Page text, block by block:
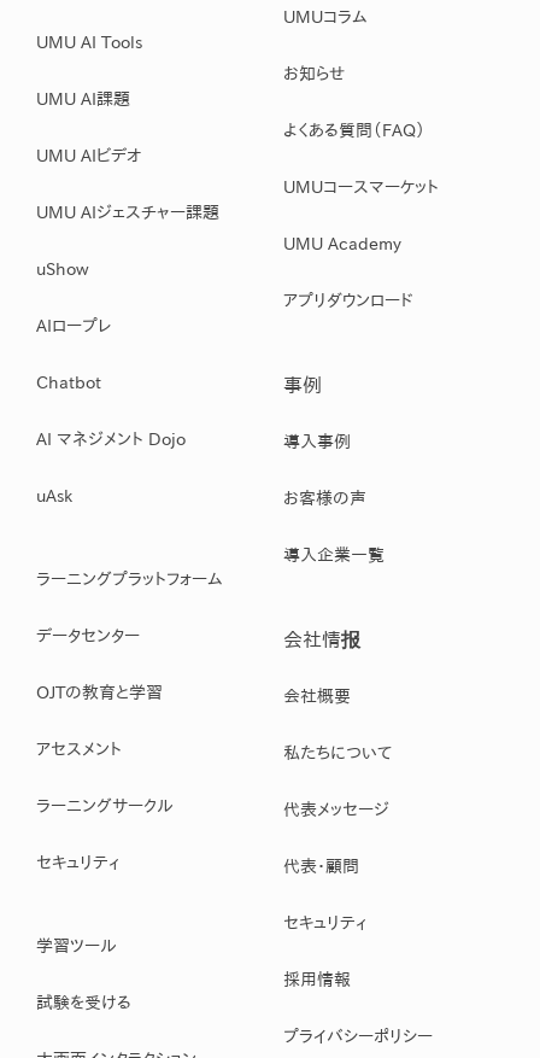
UMU AI Tools
UMU AI課題
UMU AIビデオ
UMU AIジェスチャー課題
uShow
AIロープレ
Chatbot
AI マネジメント Dojo
uAsk
ラーニングプラットフォーム
データセンター
OJTの教育と学習
アセスメント
ラーニングサークル
セキュリティ
学習ツール
試験を受ける
UMUコラム
お知らせ
よくある質問（FAQ）
UMUコースマーケット
UMU Academy
アプリダウンロード
事例
導入事例
お客様の声
導入企業一覧
会社情报
会社概要
私たちについて
代表メッセージ
代表・顧問
セキュリティ
採用情報
プライバシーポリシー